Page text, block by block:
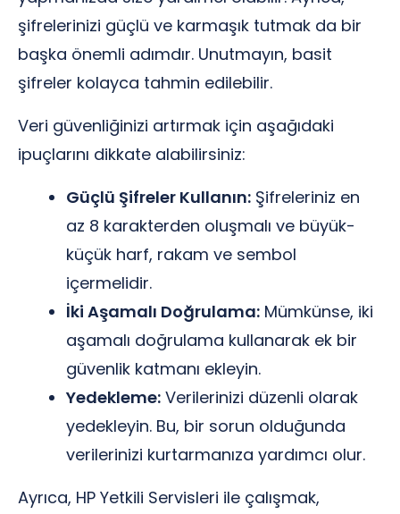
şifrelerinizi güçlü ve karmaşık tutmak da bir
başka önemli adımdır. Unutmayın, basit
şifreler kolayca tahmin edilebilir.
Veri güvenliğinizi artırmak için aşağıdaki
ipuçlarını dikkate alabilirsiniz:
Güçlü Şifreler Kullanın: Şifreleriniz en
az 8 karakterden oluşmalı ve büyük-
küçük harf, rakam ve sembol
içermelidir.
İki Aşamalı Doğrulama: Mümkünse, iki
aşamalı doğrulama kullanarak ek bir
güvenlik katmanı ekleyin.
Yedekleme: Verilerinizi düzenli olarak
yedekleyin. Bu, bir sorun olduğunda
verilerinizi kurtarmanıza yardımcı olur.
Ayrıca, HP Yetkili Servisleri ile çalışmak,